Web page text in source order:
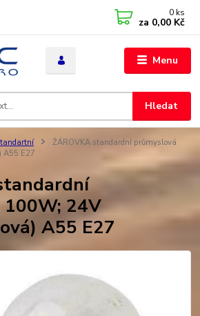
Menu
Hledat
0 ks
za 0,00 Kč
ŽÁROVKA standardní průmyslová
A55 E27
24V
A55 E27